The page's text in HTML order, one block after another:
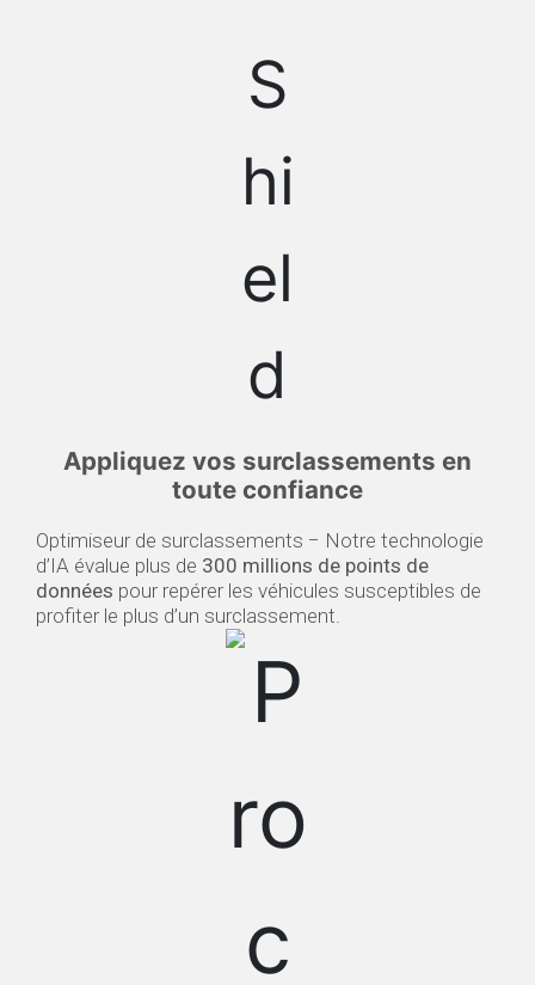
Appliquez vos surclassements ​en
toute confiance
Optimiseur de surclassements − Notre technologie
d’IA évalue plus de 300 millions de points de
données pour repérer les véhicules susceptibles de
profiter le plus d’un surclassement.